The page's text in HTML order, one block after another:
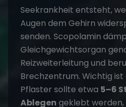
Seekrankheit entsteht,
Augen dem Gehirn
senden. Scopolamin
Gleichgewichtsorgan
Reizweiterleitung und
Brechzentrum. Wichtig ist
Pflaster sollte etwa 5–6
Ablegen geklebt